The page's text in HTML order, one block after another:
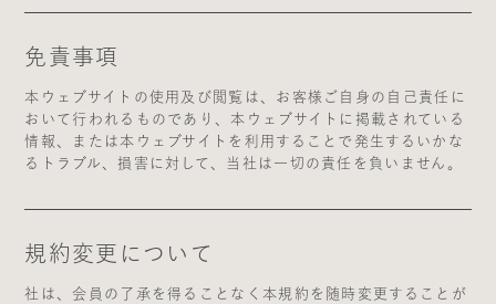
免責事項
本ウェブサイトの使用及び閲覧は、お客様ご自身の自己責任に
おいて行われるものであり、本ウェブサイトに掲載されている
情報、または本ウェブサイトを利用することで発生するいかな
るトラブル、損害に対して、当社は一切の責任を負いません。
規約変更について
社は、会員の了承を得ることなく本規約を随時変更することが